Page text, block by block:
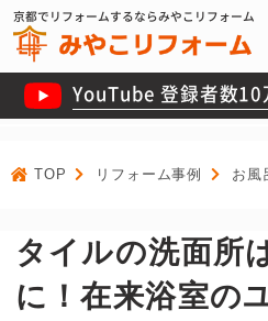
京都でリフォームするならみやこリフォーム
YouTube 登録者数10
TOP リフォーム事例 お風
タイルの洗面所
に！在来浴室の